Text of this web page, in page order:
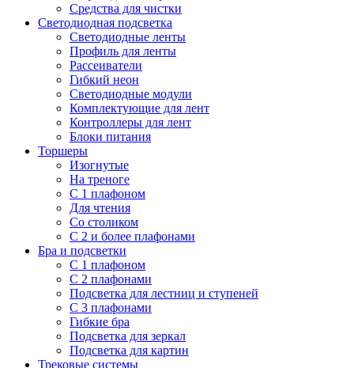
Средства для чистки
Светодиодная подсветка
Светодиодные ленты
Профиль для ленты
Рассеиватели
Гибкий неон
Светодиодные модули
Комплектующие для лент
Контроллеры для лент
Блоки питания
Торшеры
Изогнутые
На треноге
С 1 плафоном
Для чтения
Со столиком
С 2 и более плафонами
Бра и подсветки
С 1 плафоном
С 2 плафонами
Подсветка для лестниц и ступеней
С 3 плафонами
Гибкие бра
Подсветка для зеркал
Подсветка для картин
Трековые системы